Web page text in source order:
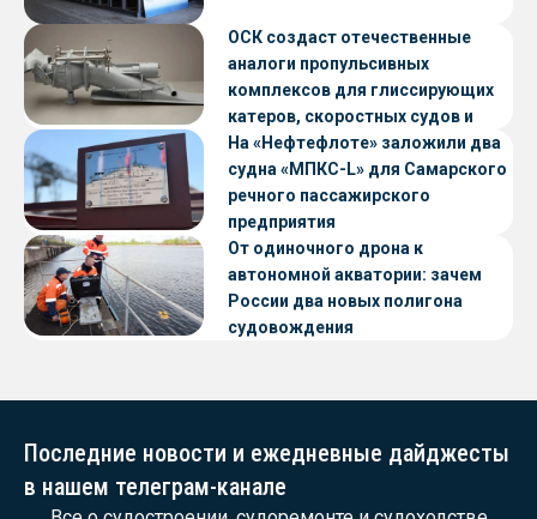
ОСК создаст отечественные
аналоги пропульсивных
комплексов для глиссирующих
катеров, скоростных судов и
судов с малой осадкой
На «Нефтефлоте» заложили два
судна «МПКС-L» для Самарского
речного пассажирского
предприятия
От одиночного дрона к
автономной акватории: зачем
России два новых полигона
судовождения
Последние новости и ежедневные дайджесты
в нашем телеграм-канале